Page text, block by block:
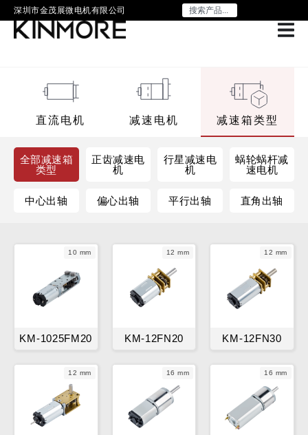
深圳市金茂展微电机有限公司
直流电机 减速电机 减速箱类型
全部减速箱
类型
正齿减速电
机
行星减速电
机
蜗轮蜗杆减
速电机
中心出轴 偏心出轴 平行出轴 直角出轴
10 mm
KM-1025FM20
12 mm
KM-12FN20
12 mm
KM-12FN30
12 mm 16 mm 16 mm